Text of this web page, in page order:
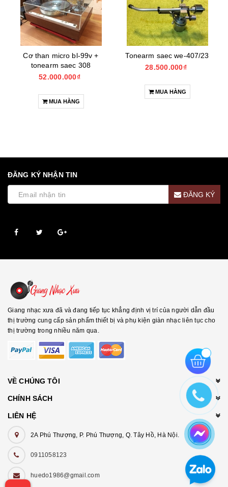
Cơ than micro bl-99v +
tonearm saec 308
52.000.000₫
MUA HÀNG
Tonearm saec we-407/23
28.500.000₫
MUA HÀNG
ĐĂNG KÝ NHẬN TIN
ĐĂNG KÝ
Giang nhạc xưa đã và đang tiếp tục khẳng định vị trí của người dẫn đầu
thị trường cung cấp sản phẩm thiết bị và phụ kiện giàn nhạc liên tục cho
thị trường trong nhiều năm qua.
VỀ CHÚNG TÔI
CHÍNH SÁCH
LIÊN HỆ
2A Phú Thượng, P. Phú Thượng, Q. Tây Hồ, Hà Nội.
0911058123
huedo1986@gmail.com